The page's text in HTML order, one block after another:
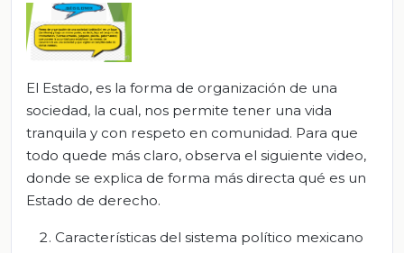
El Estado, es la forma de organización de una
sociedad, la cual, nos permite tener una vida
tranquila y con respeto en comunidad. Para que
todo quede más claro, observa el siguiente video,
donde se explica de forma más directa qué es un
Estado de derecho.
Características del sistema político mexicano